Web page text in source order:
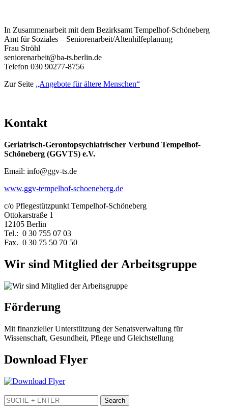
In Zusammenarbeit mit dem Bezirksamt Tempelhof-Schöneberg
Amt für Soziales – Seniorenarbeit/Altenhilfeplanung
Frau Ströhl
seniorenarbeit@ba-ts.berlin.de
Telefon 030 90277-8756
Zur Seite „Angebote für ältere Menschen“
Kontakt
Geriatrisch-Gerontopsychiatrischer Verbund Tempelhof-
Schöneberg (GGVTS) e.V.
Email: info@ggv-ts.de
www.ggv-tempelhof-schoeneberg.de
c/o Pflegestützpunkt Tempelhof-Schöneberg
Ottokarstraße 1
12105 Berlin
Tel.: 0 30 755 07 03
Fax. 0 30 75 50 70 50
Wir sind Mitglied der Arbeitsgruppe
Förderung
Mit finanzieller Unterstützung der Senatsverwaltung für
Wissenschaft, Gesundheit, Pflege und Gleichstellung
Download Flyer